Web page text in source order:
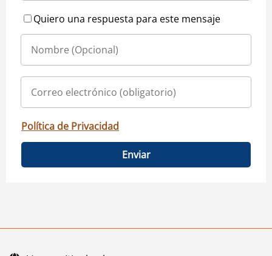
Quiero una respuesta para este mensaje
Política de Privacidad
Enviar